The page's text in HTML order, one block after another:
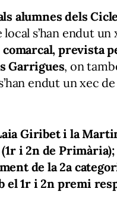
alumnes dels
s’han endut un
comarcal, prevista
Garrigues, on
endut un xec
Giribet i la
i 2n de Primària);
de la 2a
el 1r i 2n premi